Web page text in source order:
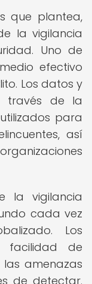
que plantea,
la vigilancia
Uno de
efectivo
Los datos y
través de la
para
así
la vigilancia
cada vez
Los
facilidad de
amenazas
de detectar.